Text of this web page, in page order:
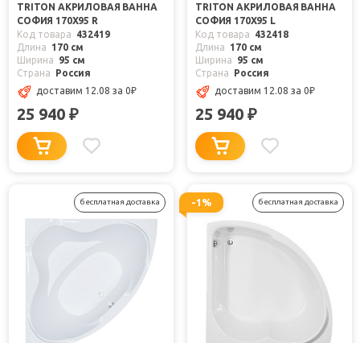
TRITON АКРИЛОВАЯ ВАННА
СОФИЯ 170X95 R
Код товара
432419
Длина
170 см
Ширина
95 см
Страна
Россия
доставим 12.08 за 0₽
25 940 ₽
TRITON АКРИЛОВАЯ ВАННА
СОФИЯ 170X95 L
Код товара
432418
Длина
170 см
Ширина
95 см
Страна
Россия
доставим 12.08 за 0₽
25 940 ₽
бесплатная доставка -1% бесплатная доставка